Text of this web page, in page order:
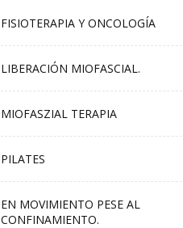
FISIOTERAPIA Y ONCOLOGÍA
LIBERACIÓN MIOFASCIAL.
MIOFASZIAL TERAPIA
PILATES
EN MOVIMIENTO PESE AL
CONFINAMIENTO.